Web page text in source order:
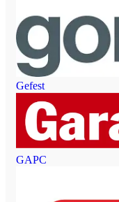
Gefest
GAPC